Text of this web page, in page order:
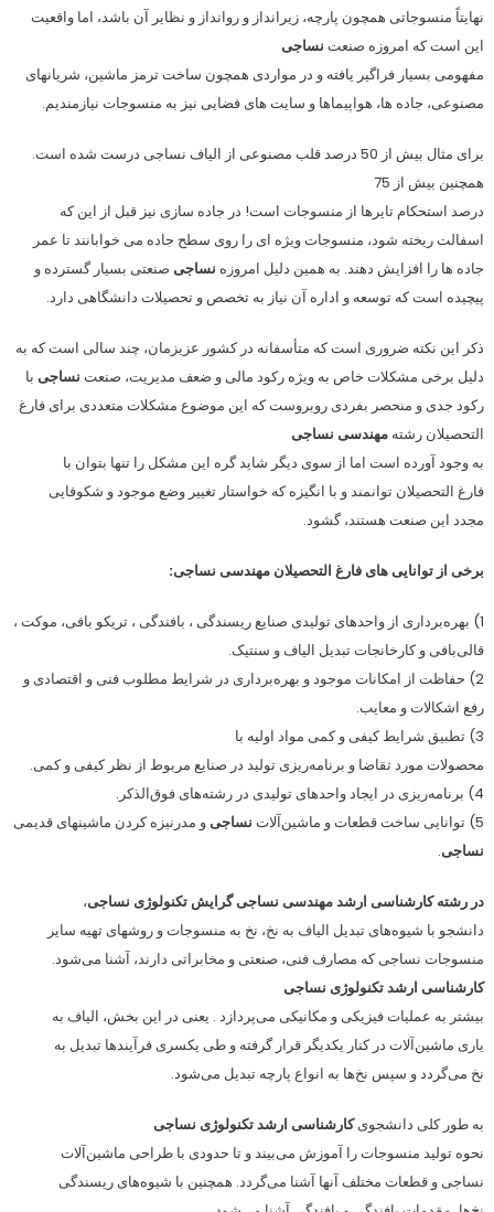
نهایتاً منسوجاتی همچون پارچه، زیرانداز و روانداز و نظایر آن باشد، اما واقعیت
این است که امروزه صنعتنساجی
مفهومی بسیار فراگیر یافته و در مواردی همچون ساخت ترمز ماشین، شریانهای
مصنوعی، جاده ها، هواپیماها و سایت های فضایی نیز به منسوجات نیازمندیم.
برای مثال بیش از 50درصد قلب مصنوعی از الیاف نساجی درست شده است.
همچنین بیش از 75
درصد استحکام تایرها از منسوجات است! در جاده سازی نیز قبل از این که
اسفالت ریخته شود، منسوجات ویژه ای را روی سطح جاده می خوابانند تا عمر
جاده ها را افزایش دهند. به همین دلیل امروزه نساجی صنعتی بسیار گسترده و
پیچیده است که توسعه و اداره آن نیاز به تخصص و تحصیلات دانشگاهی دارد.
ذکر این نکته ضروری است که متأسفانه در کشور عزیزمان، چند سالی است که به
دلیل برخی مشکلات خاص به ویژه رکود مالی و ضعف مدیریت، صنعتنساجی با
رکود جدی و منحصر بفردی روبروست که این موضوع مشکلات متعددی برای فارغ
التحصیلان رشته مهندسی نساجی
به وجود آورده است اما از سوی دیگر شاید گره این مشکل را تنها بتوان با
فارغ التحصیلان توانمند و با انگیزه که خواستار تغییر وضع موجود و شکوفایی
مجدد این صنعت هستند، گشود.
برخی از توانایی های فارغ التحصیلان مهندسی نساجی:
1) بهره‌برداری از واحدهای تولیدی صنایع ریسندگی ، بافندگی ، تریکو بافی، موکت ،
قالی‌بافی و کارخانجات تبدیل الیاف و سنتیک.
2) حفاظت از امکانات موجود و بهره‌برداری در شرایط مطلوب فنی و اقتصادی و
رفع اشکالات و معایب.
3) تطبیق شرایط کیفی و کمی مواد اولیه با
محصولات مورد تقاضا و برنامه‌ریزی تولید در صنایع مربوط از نظر کیفی و کمی.
4) برنامه‌ریزی در ایجاد واحدهای تولیدی در رشته‌های فوق‌الذکر.
5) توانایی ساخت قطعات و ماشین‌آلات
نساجی و مدرنیزه کردن ماشینهای قدیمی
نساجی.
در رشته کارشناسی ارشد مهندسی نساجی گرایش تکنولوژی نساجی،
دانشجو با شیوه‌های تبدیل الیاف به نخ، نخ به منسوجات و روشهای تهیه سایر
منسوجات نساجی که مصارف فنی، صنعتی و مخابراتی دارند، آشنا می‌شود.
کارشناسی ارشد تکنولوژی نساجی
بیشتر به عملیات فیزیکی و مکانیکی می‌پردازد . یعنی در این بخش، الیاف به
یاری ماشین‌آلات در کنار یکدیگر قرار گرفته و طی یکسری فرآیندها تبدیل به
نخ می‌گردد و سپس نخ‌ها به انواع پارچه تبدیل می‌شود.
به طور کلی دانشجوی‌کارشناسی ارشد تکنولوژی‌ نساجی‌
نحوه‌ تولید منسوجات را آموزش‌ می‌بیند و تا حدودی‌ با طراحی‌ ماشین‌آلات‌
نساجی‌ و قطعات‌ مختلف‌ آنها آشنا می‌گردد. همچنین با شیوه‌های‌ ریسندگی‌